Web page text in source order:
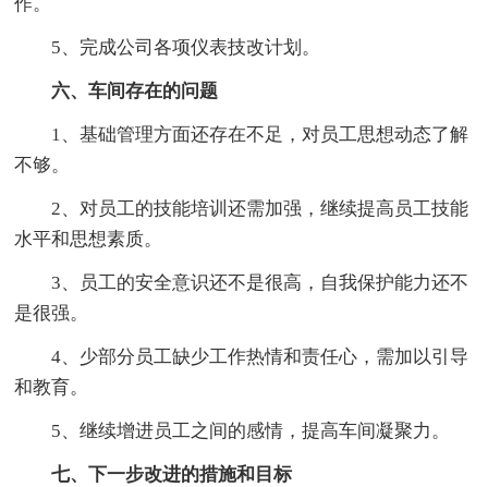
作。
5、完成公司各项仪表技改计划。
六、车间存在的问题
1、基础管理方面还存在不足，对员工思想动态了解
不够。
2、对员工的技能培训还需加强，继续提高员工技能
水平和思想素质。
3、员工的安全意识还不是很高，自我保护能力还不
是很强。
4、少部分员工缺少工作热情和责任心，需加以引导
和教育。
5、继续增进员工之间的感情，提高车间凝聚力。
七、下一步改进的措施和目标